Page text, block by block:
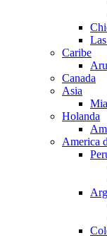
Caribe
Canada
Asia
Holanda
America